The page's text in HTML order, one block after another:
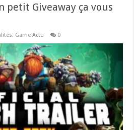
petit Giveaway ça vous
, Game Actu 0